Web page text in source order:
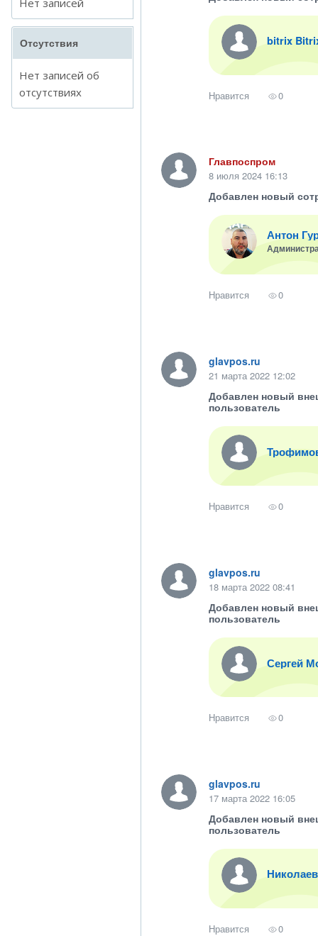
Нет записей
Отсутствия
Нет записей об
отсутствиях
bitrix
Нравится 0
Главпоспром
8 июля 2024 16:13
Добавлен новый
Антон
Нравится 0
glavpos.ru
21 марта 2022 12:02
Добавлен новый
пользователь
Нравится 0
glavpos.ru
18 марта 2022 08:41
Добавлен новый
пользователь
Сергей
Нравится 0
glavpos.ru
17 марта 2022 16:05
Добавлен новый
пользователь
Нравится 0